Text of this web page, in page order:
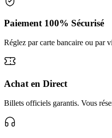
Paiement 100% Sécurisé
Réglez par carte bancaire ou par
Achat en Direct
Billets officiels garantis. Vous